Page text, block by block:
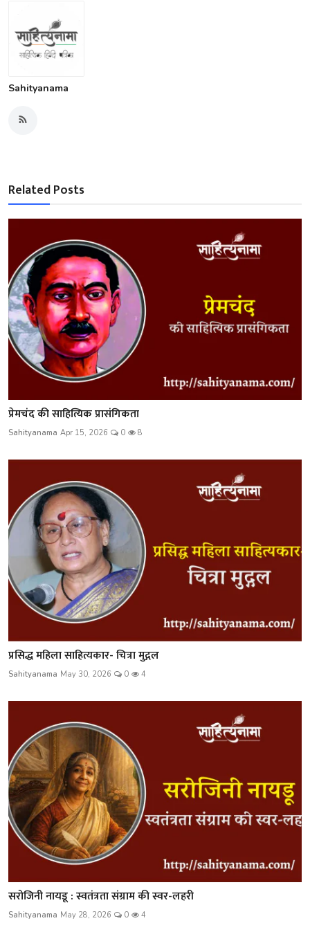
Sahityanama
Related Posts
प्रेमचंद की साहित्यिक प्रासंगिकता
Sahityanama Apr 15, 2026 0 8
प्रसिद्ध महिला साहित्यकार- चित्रा मुद्गल
Sahityanama May 30, 2026 0 4
सरोजिनी नायडू : स्वतंत्रता संग्राम की स्वर-लहरी
Sahityanama May 28, 2026 0 4